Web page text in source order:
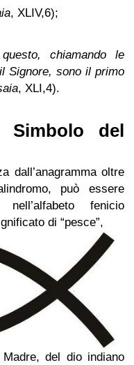
, XLIV,6);
chiamando le
Signore, sono il primo
, XLI,4).
del
dall’anagramma oltre
può essere
fenicio
di “pesce”,
del dio indiano